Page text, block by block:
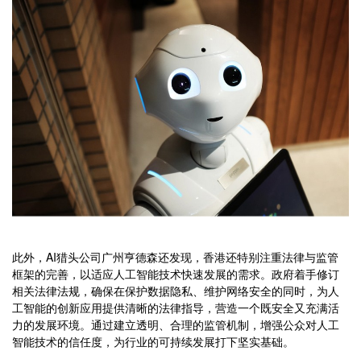
此外，AI猎头公司广州亨德森还发现，香港还特别注重法律与监管
框架的完善，以适应人工智能技术快速发展的需求。政府着手修订
相关法律法规，确保在保护数据隐私、维护网络安全的同时，为人
工智能的创新应用提供清晰的法律指导，营造一个既安全又充满活
力的发展环境。通过建立透明、合理的监管机制，增强公众对人工
智能技术的信任度，为行业的可持续发展打下坚实基础。